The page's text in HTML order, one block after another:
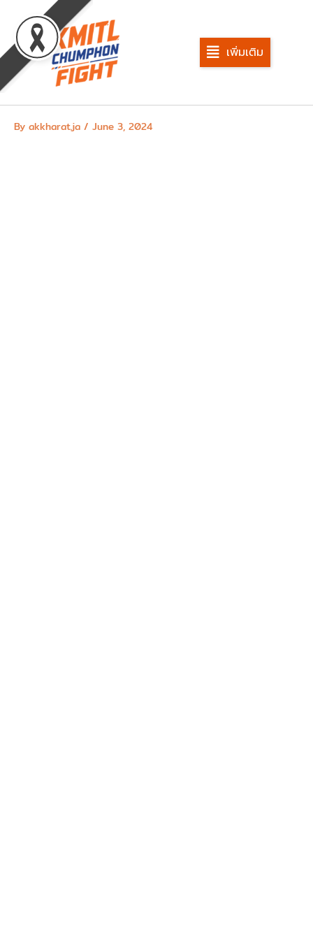
content
เพิ่มเติม
By akkharat.ja / June 3, 2024